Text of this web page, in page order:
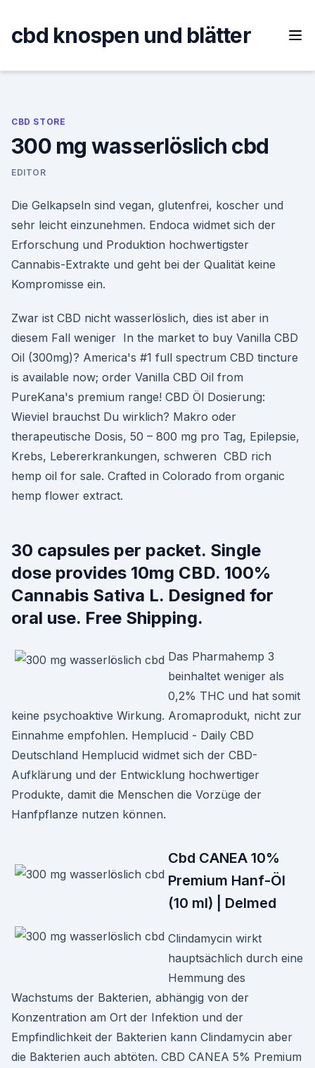
content
cbd knospen und blätter
CBD STORE
300 mg wasserlöslich cbd
EDITOR
Die Gelkapseln sind vegan, glutenfrei, koscher und
sehr leicht einzunehmen. Endoca widmet sich der
Erforschung und Produktion hochwertigster
Cannabis-Extrakte und geht bei der Qualität keine
Kompromisse ein.
Zwar ist CBD nicht wasserlöslich, dies ist aber in
diesem Fall weniger In the market to buy Vanilla CBD
Oil (300mg)? America's #1 full spectrum CBD tincture
is available now; order Vanilla CBD Oil from
PureKana's premium range! CBD Öl Dosierung:
Wieviel brauchst Du wirklich? Makro oder
therapeutische Dosis, 50 – 800 mg pro Tag, Epilepsie,
Krebs, Lebererkrankungen, schweren CBD rich
hemp oil for sale. Crafted in Colorado from organic
hemp flower extract.
30 capsules per packet. Single
dose provides 10mg CBD. 100%
Cannabis Sativa L. Designed for
oral use. Free Shipping.
Das Pharmahemp 3
beinhaltet weniger als
0,2% THC und hat somit
keine psychoaktive Wirkung. Aromaprodukt, nicht zur
Einnahme empfohlen. Hemplucid - Daily CBD
Deutschland Hemplucid widmet sich der CBD-
Aufklärung und der Entwicklung hochwertiger
Produkte, damit die Menschen die Vorzüge der
Hanfpflanze nutzen können.
Cbd CANEA 10%
Premium Hanf-Öl
(10 ml) | Delmed
Clindamycin wirkt
hauptsächlich durch eine
Hemmung des
Wachstums der Bakterien, abhängig von der
Konzentration am Ort der Infektion und der
Empfindlichkeit der Bakterien kann Clindamycin aber
die Bakterien auch abtöten. CBD CANEA 5% Premium